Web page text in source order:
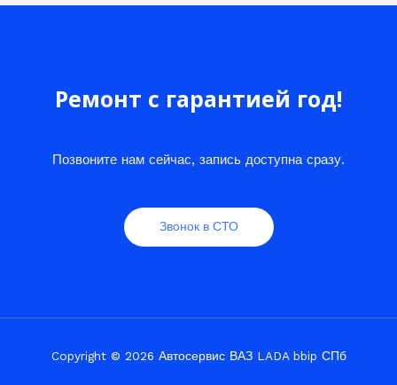
Ремонт с гарантией год!
Позвоните нам сейчас, запись доступна сразу.
Звонок в СТО
Copyright © 2026 Автосервис ВАЗ LADA bbip СПб